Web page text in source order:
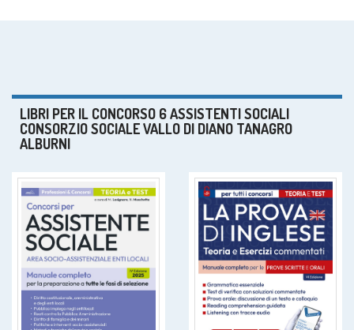
LIBRI PER IL CONCORSO 6 ASSISTENTI SOCIALI
CONSORZIO SOCIALE VALLO DI DIANO TANAGRO
ALBURNI